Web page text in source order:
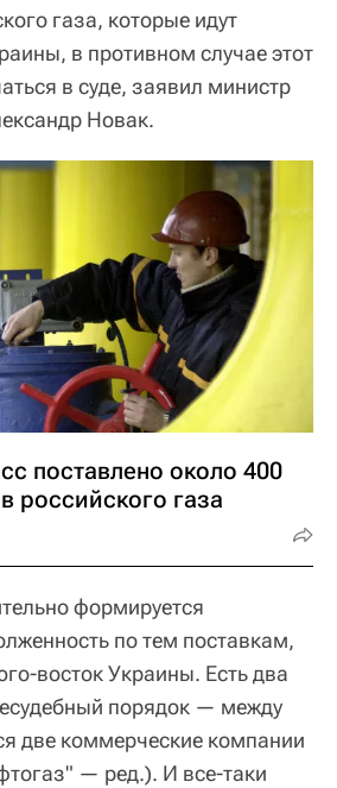
газа, которые идут
в противном случае этот
в суде, заявил министр
Новак.
поставлено около 400
российского газа
формируется
по тем поставкам,
восток Украины. Есть два
порядок — между
две коммерческие компании
— ред.). И все-таки